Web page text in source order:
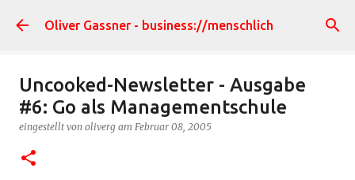
Direkt zum Hauptbereich
Oliver Gassner - business://menschlich
Uncooked-Newsletter - Ausgabe
#6: Go als Managementschule
eingestellt von oliverg am Februar 08, 2005